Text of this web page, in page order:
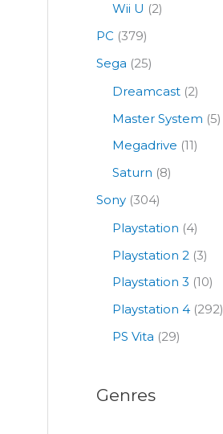
Wii U (2)
PC (379)
Sega (25)
Dreamcast (2)
Master System (5)
Megadrive (11)
Saturn (8)
Sony (304)
Playstation (4)
Playstation 2 (3)
Playstation 3 (10)
Playstation 4 (292)
PS Vita (29)
Genres